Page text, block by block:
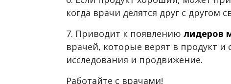
когда врачи делятся друг с
7. Приводит к появлению лидеров
врачей, которые верят в продукт и
исследования и продвижение.
Работайте с врачами!